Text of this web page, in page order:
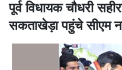
पूर्व विधायक चौधरी
सकताखेड़ा पहुंचे सीएम